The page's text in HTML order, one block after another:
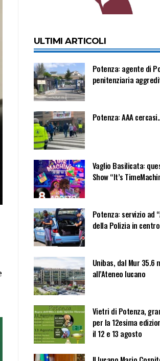
ULTIMI ARTICOLI
Potenza: agente di
penitenziaria
Potenza: AAA
Vaglio Basilicata:
Show “It’s
Potenza: servizio ad
della Polizia in
Unibas, dal Mur 35.6
all’Ateneo lucano
Vietri di Potenza,
per la 12esima
il 12 e 13 agosto